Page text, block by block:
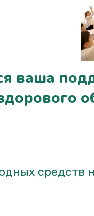
ваша
средств